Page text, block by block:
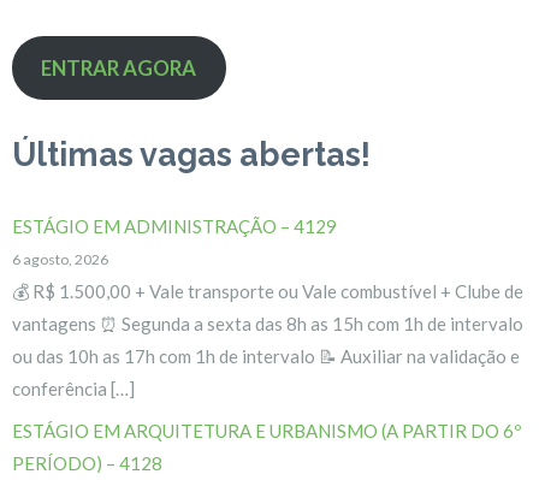
ENTRAR AGORA
Últimas vagas abertas!
ESTÁGIO EM ADMINISTRAÇÃO – 4129
6 agosto, 2026
💰 R$ 1.500,00 + Vale transporte ou Vale combustível + Clube de
vantagens ⏰ Segunda a sexta das 8h as 15h com 1h de intervalo
ou das 10h as 17h com 1h de intervalo 📝 Auxiliar na validação e
conferência […]
ESTÁGIO EM ARQUITETURA E URBANISMO (A PARTIR DO 6º
PERÍODO) – 4128